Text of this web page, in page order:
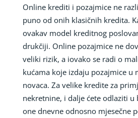
Online krediti i pozajmice ne
puno od onih klasičnih kredita.
ovakav model kreditnog
drukčiji. Online pozajmice ne
veliki rizik, a iovako se radi o
kućama koje izdaju pozajmice u
novaca. Za velike kredite za
nekretnine, i dalje ćete odlaziti u
one dnevne odnosno mjesečne